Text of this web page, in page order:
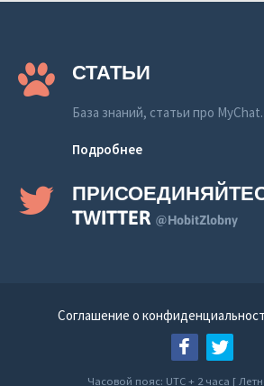
СТАТЬИ
База знаний, статьи про MyChat.
Подробнее
TWITTER @HobitZlobny
Соглашение о
Часовой пояс: UTC + 2 часа [